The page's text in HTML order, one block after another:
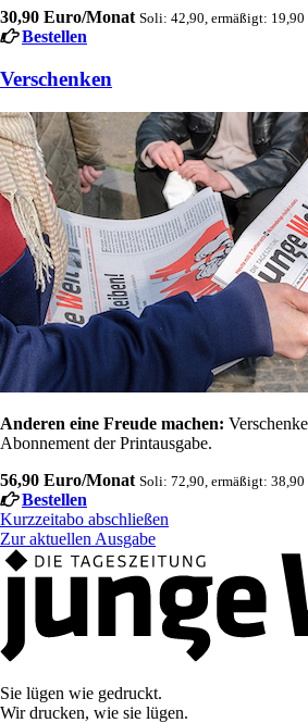
30,90 Euro/Monat Soli: 42,90, ermäßigt: 19,90
Bestellen
Verschenken
Anderen eine Freude machen:
Abonnement der Printausgabe.
56,90 Euro/Monat Soli: 72,90, ermäßigt: 38,90
Bestellen
Kurzzeitabo abschließen
Zur aktuellen Ausgabe
Sie lügen wie gedruckt.
Wir drucken, wie sie lügen.